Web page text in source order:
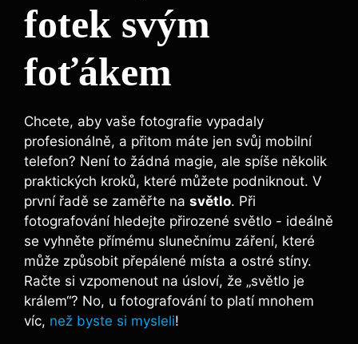
fotek svým
foťákem
Chcete, aby vaše fotografie vypadaly
profesionálně, a ⁤přitom⁣ máte jen svůj mobilní
telefon? Není to žádná ⁣magie, ale spíše několik
praktických kroků, které můžete podniknout.‍ V
první řadě se zaměřte na⁢ světlo. Při
fotografování⁤ hledejte‍ přirozené světlo ‍- ideálně
se ⁢vyhněte přímému slunečnímu záření, které
může způsobit přepálené místa a⁣ ostré stíny.
‍Račte si ‌vzpomenout na úsloví, že „světlo je
králem“? No, u ‌fotografování to platí‌ mnohem
víc, než byste si mysleli!